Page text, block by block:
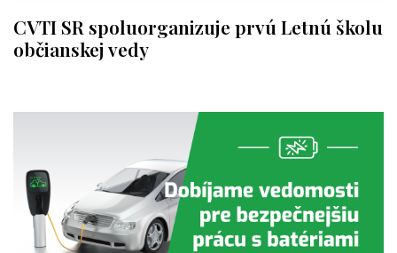
CVTI SR spoluorganizuje prvú Letnú školu
občianskej vedy